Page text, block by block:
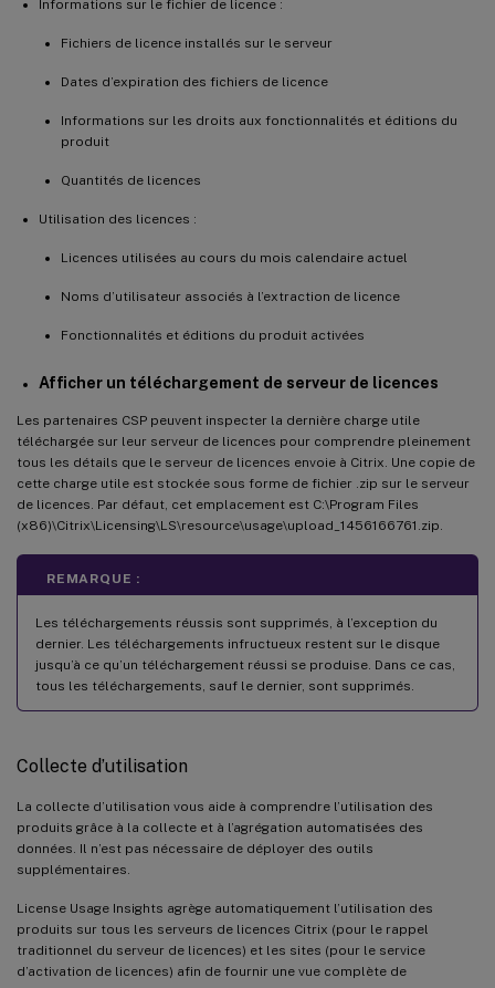
Informations sur le fichier de licence :
Fichiers de licence installés sur le serveur
Dates d’expiration des fichiers de licence
Informations sur les droits aux fonctionnalités et éditions du
produit
Quantités de licences
Utilisation des licences :
Licences utilisées au cours du mois calendaire actuel
Noms d’utilisateur associés à l’extraction de licence
Fonctionnalités et éditions du produit activées
Afficher un téléchargement de serveur de licences
Les partenaires CSP peuvent inspecter la dernière charge utile
téléchargée sur leur serveur de licences pour comprendre pleinement
tous les détails que le serveur de licences envoie à Citrix. Une copie de
cette charge utile est stockée sous forme de fichier .zip sur le serveur
de licences. Par défaut, cet emplacement est C:\Program Files
(x86)\Citrix\Licensing\LS\resource\usage\upload_1456166761.zip.
REMARQUE :
Les téléchargements réussis sont supprimés, à l’exception du
dernier. Les téléchargements infructueux restent sur le disque
jusqu’à ce qu’un téléchargement réussi se produise. Dans ce cas,
tous les téléchargements, sauf le dernier, sont supprimés.
Collecte d’utilisation
La collecte d’utilisation vous aide à comprendre l’utilisation des
produits grâce à la collecte et à l’agrégation automatisées des
données. Il n’est pas nécessaire de déployer des outils
supplémentaires.
License Usage Insights agrège automatiquement l’utilisation des
produits sur tous les serveurs de licences Citrix (pour le rappel
traditionnel du serveur de licences) et les sites (pour le service
d’activation de licences) afin de fournir une vue complète de